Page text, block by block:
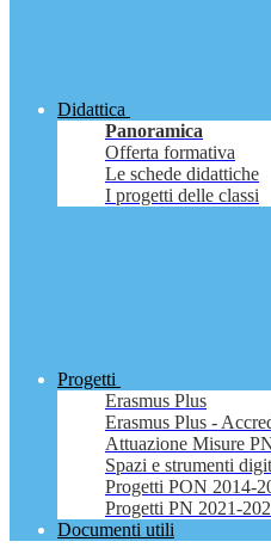
Didattica
Panoramica
Offerta formativa
Le schede didattiche
I progetti delle classi
Progetti
Erasmus Plus
Erasmus Plus -
Attuazione Misure
Spazi e strumenti
Progetti PON 2014-
Progetti PN 2021-
Documenti utili